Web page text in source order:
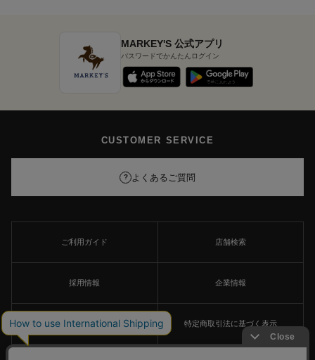
MARKEY'S 公式アプリ
パスワードでかんたんログイン
CUSTOMER SERVICE
? よくあるご質問
ご利用ガイド 店舗検索
採用情報 企業情報
個人情報保護方針 特定商取引法に基づく表示